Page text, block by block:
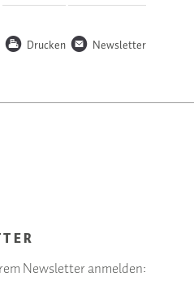
P Drucken n Newsletter
Newsletter anmelden: